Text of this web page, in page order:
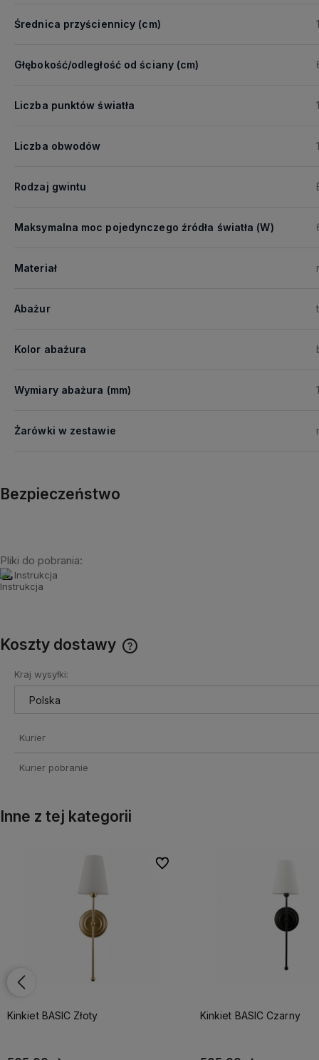
Średnica przyściennicy (cm)
Głębokość/odległość od ściany (cm)
Liczba punktów światła 1
Liczba obwodów 1
Rodzaj gwintu
Maksymalna moc pojedynczego źródła światła (W)
Materiał
Abażur
Kolor abażura
Wymiary abażura (mm)
Żarówki w zestawie
Bezpieczeństwo
Pliki do pobrania:
Instrukcja
Koszty dostawy
Kraj wysyłki:
Kurier
Kurier pobranie
Inne z tej kategorii
Kinkiet BASIC Czarny
Do ulubionych
Do ulubionych
Kinkiet BASIC mosiężny